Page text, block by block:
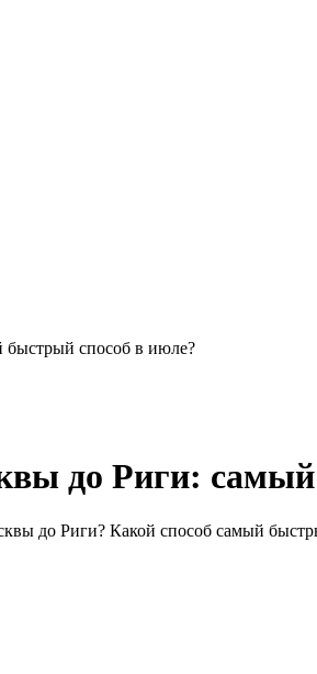
быстрый способ в июле?
до Риги:
до Риги? Какой способ самый